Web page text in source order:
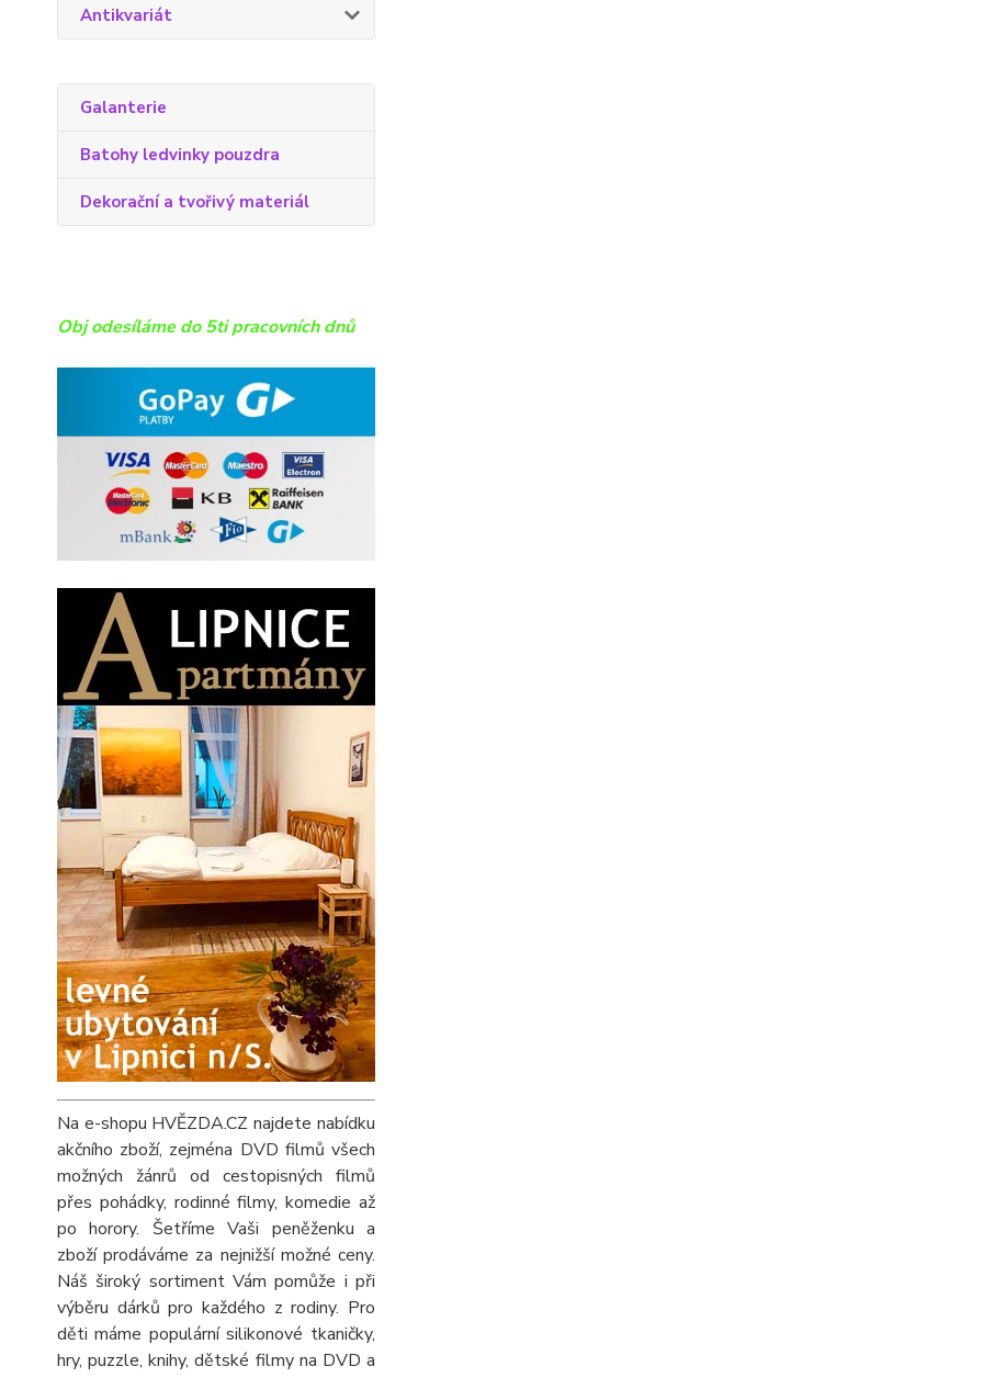
Antikvariát
Galanterie
Batohy ledvinky pouzdra
Dekorační a tvořivý materiál
Obj odesíláme do 5ti pracovních dnů
Na e-shopu HVĚZDA.CZ najdete nabídku
akčního zboží, zejména DVD filmů všech
možných žánrů od cestopisných filmů
přes pohádky, rodinné filmy, komedie až
po horory. Šetříme Vaši peněženku a
zboží prodáváme za nejnižší možné ceny.
Náš široký sortiment Vám pomůže i při
výběru dárků pro každého z rodiny. Pro
děti máme populární silikonové tkaničky,
hry, puzzle, knihy, dětské filmy na DVD a